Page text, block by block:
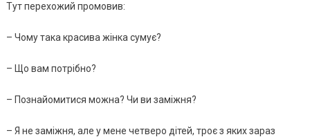
Тут перехожий промовив:
– Чому така красива жінка сумує?
– Що вам потрібно?
– Познайомитися можна? Чи ви заміжня?
– Я не заміжня, але у мене четверо дітей, троє з яких зараз